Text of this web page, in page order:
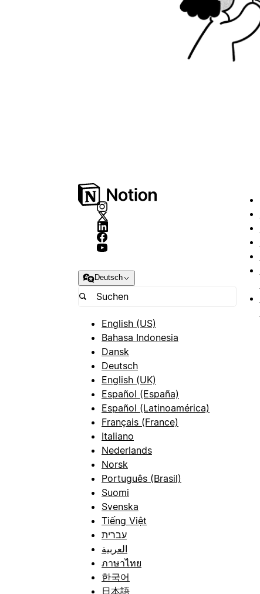
Deutsch
English (US)
Bahasa Indonesia
Dansk
Deutsch
English (UK)
Español (España)
Español (Latinoamérica)
Français (France)
Italiano
Nederlands
Norsk
Português (Brasil)
Suomi
Svenska
Tiếng Việt
עברית
العربية
ภาษาไทย
한국어
日本語